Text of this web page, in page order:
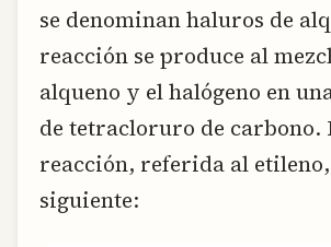
se denominan haluros de
reacción se produce al
alqueno y el halógeno en
de tetracloruro de carbono.
reacción, referida al etileno,
siguiente: